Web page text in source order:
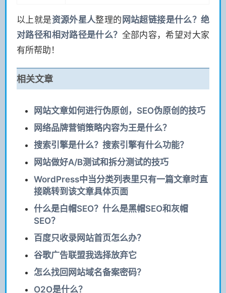
以上就是资源外星人整理的 网站超链接是什么？绝
对路径和相对路径是什么？ 全部内容，希望对大家
有所帮助！
相关文章
网站文章如何进行伪原创，SEO伪原创的技巧
网络品牌营销策略内容为王是什么？
搜索引擎是什么？搜索引擎有什么功能？
网站做好A/B测试和拆分测试的技巧
WordPress中当分类列表里只有一篇文章时直
接跳转到该文章具体页面
什么是白帽SEO？什么是黑帽SEO和灰帽
SEO？
百度只收录网站首页怎么办？
谷歌广告联盟我选择放弃它
怎么找回网站域名备案密码？
O2O是什么？